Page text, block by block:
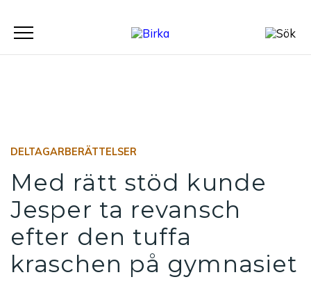
Meny
DELTAGARBERÄTTELSER
Med rätt stöd kunde
Jesper ta revansch
efter den tuffa
kraschen på gymnasiet